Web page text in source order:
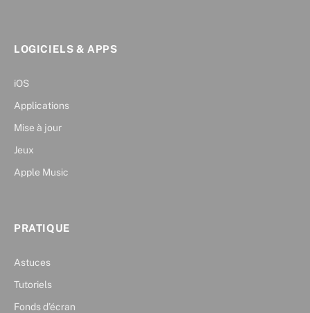
LOGICIELS & APPS
iOS
Applications
Mise à jour
Jeux
Apple Music
PRATIQUE
Astuces
Tutoriels
Fonds d’écran